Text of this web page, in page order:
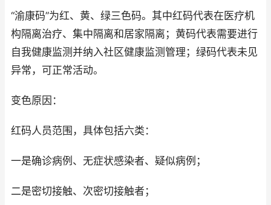
“渝康码”为红、黄、绿三色码。其中红码代表在医疗机
构隔离治疗、集中隔离和居家隔离；黄码代表需要进行
自我健康监测并纳入社区健康监测管理；绿码代表未见
异常，可正常活动。
变色原因：
红码人员范围，具体包括六类：
一是确诊病例、无症状感染者、疑似病例；
二是密切接触、次密切接触者；